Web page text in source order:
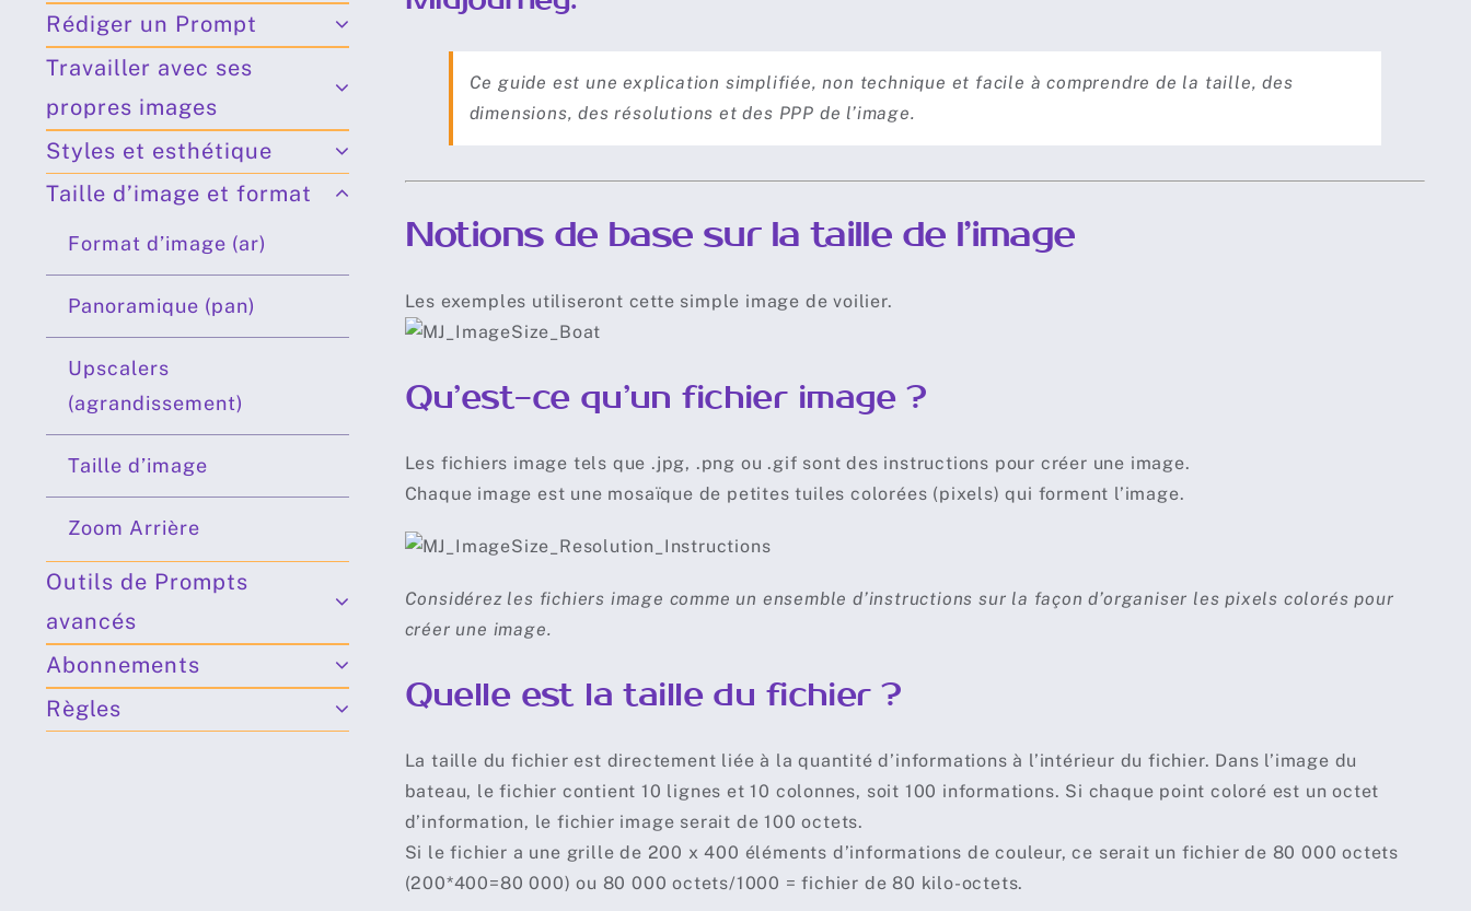
Rédiger un Prompt
Travailler avec ses
propres images
Styles et esthétique
Taille d’image et format
Format d’image (ar)
Panoramique (pan)
Upscalers
(agrandissement)
Taille d’image
Zoom Arrière
Outils de Prompts
avancés
Abonnements
Règles
Ce guide est une explication simplifiée, non technique et facile à comprendre de la taille, des
dimensions, des résolutions et des PPP de l’image.
Notions de base sur la taille de l’image
Les exemples utiliseront cette simple image de voilier.
Qu’est-ce qu’un fichier image ?
Les fichiers image tels que .jpg, .png ou .gif sont des instructions pour créer une image.
Chaque image est une mosaïque de petites tuiles colorées (pixels) qui forment l’image.
Considérez les fichiers image comme un ensemble d’instructions sur la façon d’organiser les pixels colorés pour
créer une image.
Quelle est la taille du fichier ?
La taille du fichier est directement liée à la quantité d’informations à l’intérieur du fichier. Dans l’image du
bateau, le fichier contient 10 lignes et 10 colonnes, soit 100 informations. Si chaque point coloré est un octet
d’information, le fichier image serait de 100 octets.
Si le fichier a une grille de 200 x 400 éléments d’informations de couleur, ce serait un fichier de 80 000 octets
(200*400=80 000) ou 80 000 octets/1000 = fichier de 80 kilo-octets.